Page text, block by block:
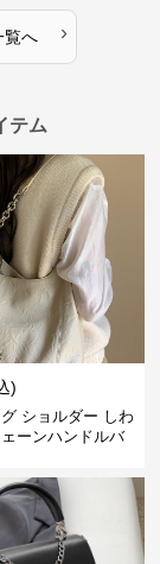
覧へ ›
テム
)
ショルダー しわ
ーンハンドルバ